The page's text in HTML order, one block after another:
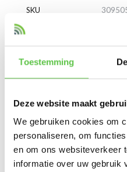
Toestemming
Deze website maakt
We gebruiken cookies om
personaliseren, om
en om ons websiteverkeer
informatie over uw gebruik
SKU
Vergelijk Delen
Reviews
Based on 0
Er zijn nog geen reviews